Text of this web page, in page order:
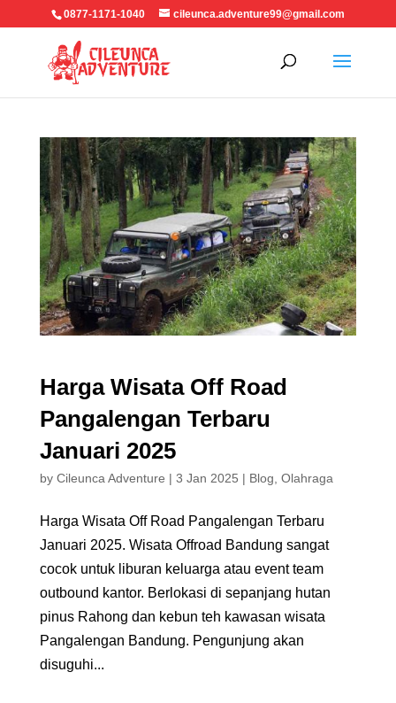
0877-1171-1040 cileunca.adventure99@gmail.com
Harga Wisata Off Road
Pangalengan Terbaru
Januari 2025
by Cileunca Adventure | 3 Jan 2025 | Blog Olahraga
Harga Wisata Off Road Pangalengan Terbaru
Januari 2025. Wisata Offroad Bandung sangat
cocok untuk liburan keluarga atau event team
outbound kantor. Berlokasi di sepanjang hutan
pinus Rahong dan kebun teh kawasan wisata
Pangalengan Bandung. Pengunjung akan
disuguhi...